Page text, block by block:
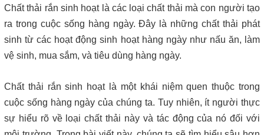
Máy lược rác thô – giải pháp loại bỏ rác hiệu quả trong hệ thống
xử lý nước thải
Giá máy ép bùn 2026 – Báo giá chi tiết theo từng dòng máy và
Bơm màng ARO 1 inch thân nhựa | Hàng sẵn kho – Giá tốt
Bán bộ nguồn thủy lực chính hãng, giá rẻ
Chất thải rắn sinh hoạt là các loại chất thải mà con người tạo
ra trong cuộc sống hàng ngày. Đây là những chất thải phát
sinh từ các hoạt động sinh hoạt hàng ngày như nấu ăn, làm
vệ sinh, mua sắm, và tiêu dùng hàng ngày.
Chất thải rắn sinh hoạt là một khái niệm quen thuộc trong
cuộc sống hàng ngày của chúng ta. Tuy nhiên, ít người thực
sự hiểu rõ về loại chất thải này và tác động của nó đối với